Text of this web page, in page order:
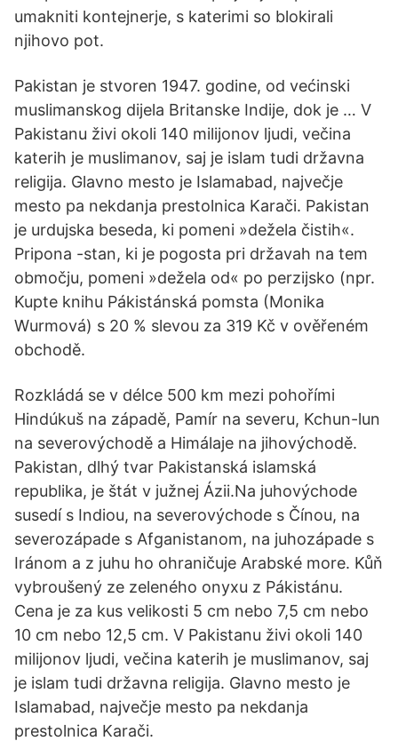
umakniti kontejnerje, s katerimi so blokirali
njihovo pot.
Pakistan je stvoren 1947. godine, od većinski
muslimanskog dijela Britanske Indije, dok je … V
Pakistanu živi okoli 140 milijonov ljudi, večina
katerih je muslimanov, saj je islam tudi državna
religija. Glavno mesto je Islamabad, največje
mesto pa nekdanja prestolnica Karači. Pakistan
je urdujska beseda, ki pomeni »dežela čistih«.
Pripona -stan, ki je pogosta pri državah na tem
območju, pomeni »dežela od« po perzijsko (npr.
Kupte knihu Pákistánská pomsta (Monika
Wurmová) s 20 % slevou za 319 Kč v ověřeném
obchodě.
Rozkládá se v délce 500 km mezi pohořími
Hindúkuš na západě, Pamír na severu, Kchun-lun
na severovýchodě a Himálaje na jihovýchodě.
Pakistan, dlhý tvar Pakistanská islamská
republika, je štát v južnej Ázii.Na juhovýchode
susedí s Indiou, na severovýchode s Čínou, na
severozápade s Afganistanom, na juhozápade s
Iránom a z juhu ho ohraničuje Arabské more. Kůň
vybroušený ze zeleného onyxu z Pákistánu.
Cena je za kus velikosti 5 cm nebo 7,5 cm nebo
10 cm nebo 12,5 cm. V Pakistanu živi okoli 140
milijonov ljudi, večina katerih je muslimanov, saj
je islam tudi državna religija. Glavno mesto je
Islamabad, največje mesto pa nekdanja
prestolnica Karači.